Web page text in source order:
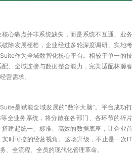
心痛点并非系统缺失，而是系统不互通、业务
除发展桎梏，企业经过多轮深度调研、实地考
作为全域数智化核心平台。相较于单一的技
、全域连接与数据整合能力，完美适配林源春
营需求。
是赋能全域发展的“数字大脑”。平台成功打
全业务系统，将分散在各部门、各环节的碎片
建起统一、标准、高效的数据底座，让企业首
时可控的经营视角。这场升级，不止是一次IT
、全流程、全员的现代化管理革命。